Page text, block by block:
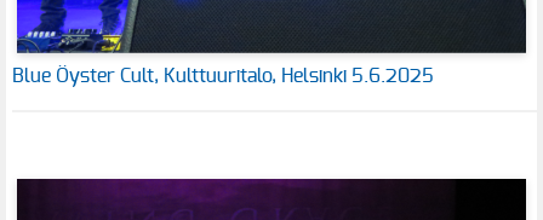
Blue Öyster Cult, Kulttuuritalo, Helsinki 5.6.2025